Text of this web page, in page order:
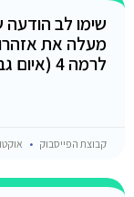
שימו לב
מעלה את
לרמה 4 (איום גבוה) –
קבוצת הפייסבוק אוקטובר